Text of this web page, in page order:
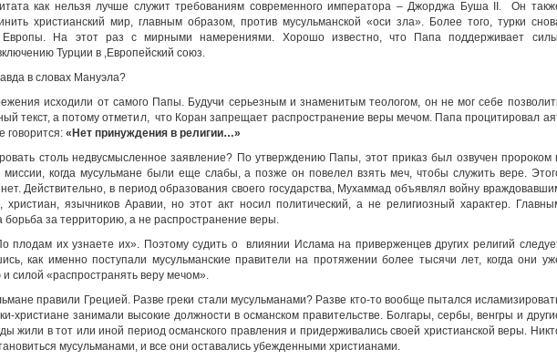
как нельзя лучше служит требованиям современного императора – Джорджа Буша II. Он
христианский мир, главным образом, против мусульманской «оси зла». Более того, турки
Европы. На этот раз с мирными намерениями. Хорошо известно, что Папа поддерживает
Турции в ,Европейский союз.
в словах Мануэла?
исходили от самого Папы. Будучи серьезным и знаменитым теологом, он не мог себе
текст, а потому отметил, что Коран запрещает распространение веры мечом. Папа процитировал
говорится: «Нет принуждения в религии…»
столь недвусмысленное заявление? По утверждению Папы, этот приказ был озвучен пророком
миссии, когда мусульмане были еще слабы, а позже он повелел взять меч, чтобы служить вере.
Действительно, в период образования своего государства, Мухаммад объявлял войну
христиан, язычников Аравии, но этот акт носил политический, а не религиозный характер.
борьба за территорию, а не распространение веры.
плодам их узнаете их». Поэтому судить о влиянии Ислама на приверженцев других религий
как именно поступали мусульманские правители на протяжении более тысячи лет, когда они
силой «распространять веру мечом».
правили Грецией. Разве греки стали мусульманами? Разве кто-то вообще пытался
христиане занимали высокие должности в османском правительстве. Болгары, сербы, венгры и
жили в тот или иной период османского правления и придерживались своей христианской веры.
мусульманами, и все они оставались убежденными христианами.